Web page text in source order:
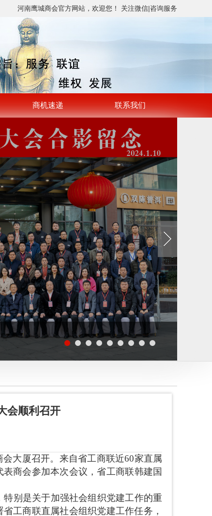
河南鹰城商会官方网站，欢迎您！ 关注微信|咨询服务
商机速递 联系我们
会顺利召开
大厦召开。来自省工商联近60家直属
商会参加本次会议，省工商联韩建国
别是关于加强社会组织党建工作的重
工商联直属社会组织党建工作任务，